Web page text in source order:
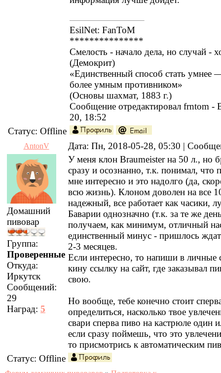
EsilNet: FanToM
***************
Смелость - начало дела, но случай -
(Демокрит)
«Единственный способ стать умнее
более умным противником»
(Основы шахмат, 1883 г.)
Сообщение отредактировал frntom -
20, 18:52
Статус: Offline
AntonV Дата: Пн, 2018-05-28, 05:30 |
Домашний
пивовар
Группа:
Проверенные
Откуда:
Иркутск
Сообщений:
29
Наград: 5
У меня клон Braumeister на 50 л., но
сразу и осознанно, т.к. понимал, что
мне интересно и это надолго (да,
всю жизнь). Клоном доволен на все
надежный, все работает как часики,
Баварии однозначно (т.к. за те же
получаем, как минимум, отличный
единственный минус - пришлось
2-3 месяцев.
Если интересно, то напиши в личные
кину ссылку на сайт, где заказывал
свою.
Но вообще, тебе конечно стоит
определиться, насколько твое
свари сперва пиво на кастрюле один
если сразу поймешь, что это
то присмотрись к автоматическим
Статус: Offline